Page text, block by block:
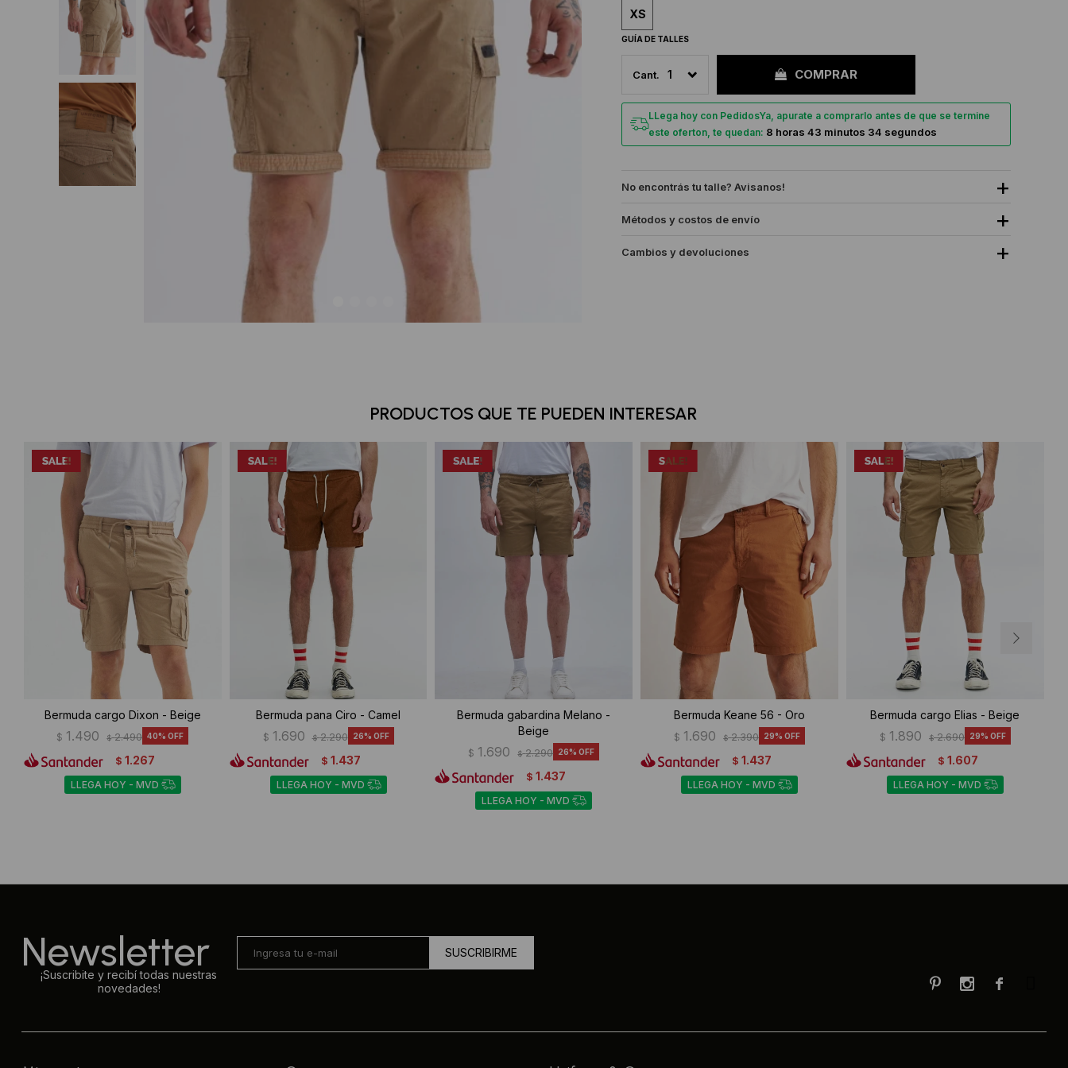
XS
GUÍA DE TALLES
1 COMPRAR
LLega hoy con PedidosYa, apurate a comprarlo antes de que se termine
este oferton, te quedan: 8 horas 43 minutos 33 segundos
No encontrás tu talle? Avisanos!
Métodos y costos de envío
Cambios y devoluciones
PRODUCTOS QUE TE PUEDEN INTERESAR
Bermuda cargo Dixon - Beige
$ 1.490 $ 2.490 40
$ 1.267
LLEGA HOY - MVD
Bermuda pana Ciro - Camel
$ 1.690 $ 2.290 26
$ 1.437
LLEGA HOY - MVD
Bermuda gabardina Melano -
Beige
$ 1.690 $ 2.290 26
$ 1.437
LLEGA HOY - MVD
Bermuda Keane 56 - Oro
$ 1.690 $ 2.390 29
$ 1.437
LLEGA HOY - MVD
Bermuda cargo Elias - Beige
$ 1.890 $ 2.690 29
$ 1.607
LLEGA HOY - MVD
Newsletter
¡Suscribite y recibí todas nuestras
novedades!
SUSCRIBIRME

 